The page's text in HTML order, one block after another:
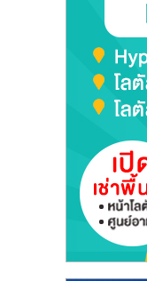
ขยาย
ไชส์,